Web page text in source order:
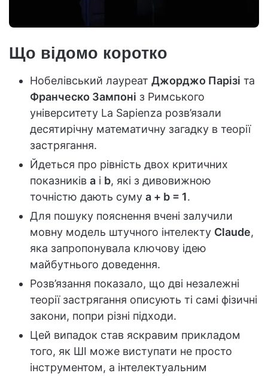
Що відомо коротко
Нобелівський лауреат Джорджо Парізі та
Франческо Зампоні з Римського
університету La Sapienza розв’язали
десятирічну математичну загадку в теорії
застрягання.
Йдеться про рівність двох критичних
показників a і b, які з дивовижною
точністю дають суму a + b = 1.
Для пошуку пояснення вчені залучили
мовну модель штучного інтелекту Claude,
яка запропонувала ключову ідею
майбутнього доведення.
Розв’язання показало, що дві незалежні
теорії застрягання описують ті самі фізичні
закони, попри різні підходи.
Цей випадок став яскравим прикладом
того, як ШІ може виступати не просто
інструментом, а інтелектуальним